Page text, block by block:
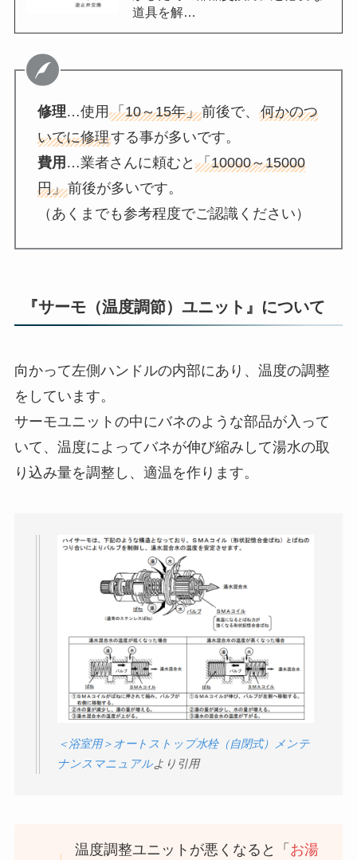
道具を解…
修理…使用 「10～15年」前後で、 何かのつ
いでに修理する事が多いです。
費用 …業者さんに頼むと 「10000～15000
円」前後が多いです。
（あくまでも参考程度でご認識ください）
『サーモ（温度調節）ユニット』 について
向かって左側ハンドルの内部にあり、温度の調整
をしています。
サーモユニットの中にバネのような部品が入って
いて、温度によってバネが伸び縮みして湯水の取
り込み量を調整し、適温を作ります。
＜浴室用＞オートストップ水栓（自閉式）メンテ
ナンスマニュアルより引用
温度調整ユニットが悪くなると「 お湯